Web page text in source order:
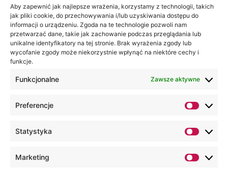
Aby zapewnić jak najlepsze wrażenia, korzystamy z technologii, takich
jak pliki cookie, do przechowywania i/lub uzyskiwania dostępu do
informacji o urządzeniu. Zgoda na te technologie pozwoli nam
przetwarzać dane, takie jak zachowanie podczas przeglądania lub
unikalne identyfikatory na tej stronie. Brak wyrażenia zgody lub
wycofanie zgody może niekorzystnie wpłynąć na niektóre cechy i
funkcje.
Funkcjonalne Zawsze aktywne
Preferencje
Statystyka
Marketing
Akademia
WSEI
ul.
Projektowa
4